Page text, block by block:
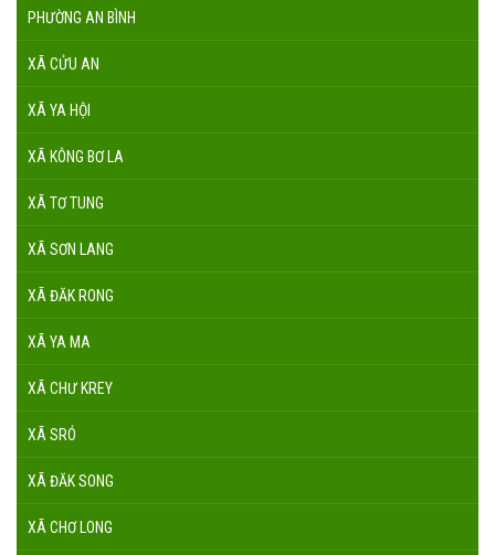
PHƯỜNG AN BÌNH
XÃ CỬU AN
XÃ YA HỘI
XÃ KÔNG BƠ LA
XÃ TƠ TUNG
XÃ SƠN LANG
XÃ ĐĂK RONG
XÃ YA MA
XÃ CHƯ KREY
XÃ SRÓ
XÃ ĐĂK SONG
XÃ CHƠ LONG